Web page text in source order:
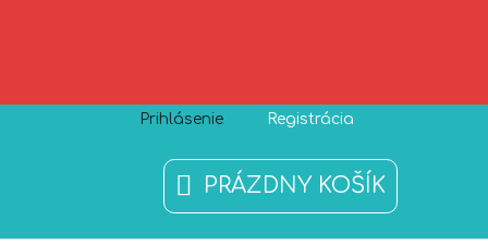
Zásady používania súborov cookies O nás
Prihlásenie Registrácia
NÁKUPNÝ
PRÁZDNY KOŠÍK